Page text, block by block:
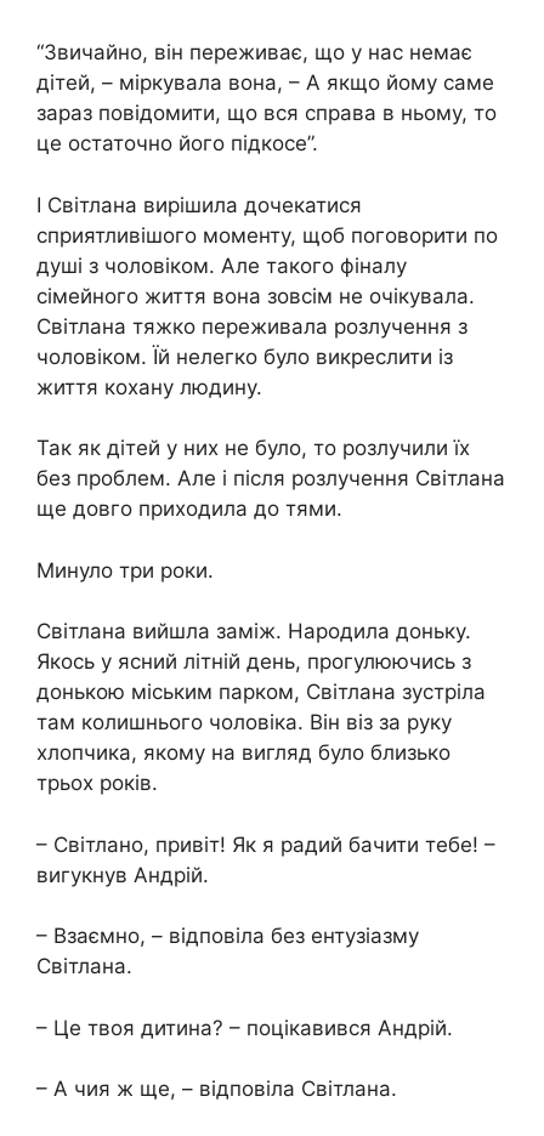
“Звичайно, він переживає, що у нас немає
дітей, – міркувала вона, – А якщо йому саме
зараз повідомити, що вся справа в ньому, то
це остаточно його підкосе”.
І Світлана вирішила дочекатися
сприятливішого моменту, щоб поговорити по
душі з чоловіком. Але такого фіналу
сімейного життя вона зовсім не очікувала.
Світлана тяжко переживала розлучення з
чоловіком. Їй нелегко було викреслити із
життя кохану людину.
Так як дітей у них не було, то розлучили їх
без проблем. Але і після розлучення Світлана
ще довго приходила до тями.
Минуло три роки.
Світлана вийшла заміж. Народила доньку.
Якось у ясний літній день, прогулюючись з
донькою міським парком, Світлана зустріла
там колишнього чоловіка. Він віз за руку
хлопчика, якому на вигляд було близько
трьох років.
– Світлано, привіт! Як я радий бачити тебе! –
вигукнув Андрій.
– Взаємно, – відповіла без ентузіазму
Світлана.
– Це твоя дитина? – поцікавився Андрій.
– А чия ж ще, – відповіла Світлана.